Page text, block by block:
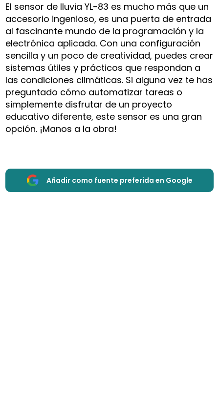
El sensor de lluvia YL-83 es mucho más que un
accesorio ingenioso, es una puerta de entrada
al fascinante mundo de la programación y la
electrónica aplicada. Con una configuración
sencilla y un poco de creatividad, puedes crear
sistemas útiles y prácticos que respondan a
las condiciones climáticas. Si alguna vez te has
preguntado cómo automatizar tareas o
simplemente disfrutar de un proyecto
educativo diferente, este sensor es una gran
opción. ¡Manos a la obra!
Añadir como fuente preferida en Google